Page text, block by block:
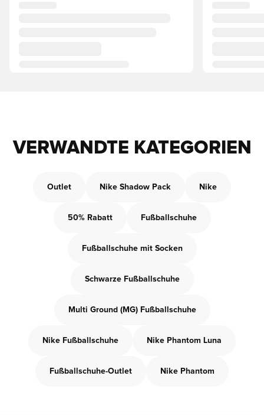
VERWANDTE KATEGORIEN
Outlet Nike Shadow Pack Nike
50% Rabatt Fußballschuhe
Fußballschuhe mit Socken
Schwarze Fußballschuhe
Multi Ground (MG) Fußballschuhe
Nike Fußballschuhe Nike Phantom Luna
Fußballschuhe-Outlet Nike Phantom